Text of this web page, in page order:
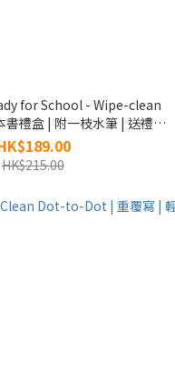
for School - Wipe-clean
盒 | 附一枝水筆 | 送禮物
予小孩子
HK$215.00